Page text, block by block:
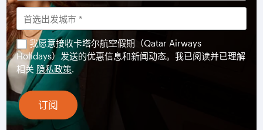
我愿意接收卡塔尔航空假期（Qatar Airways
Holidays）发送的优惠信息和新闻动态。我已阅读并已理解
相关 隐私政策.
订阅